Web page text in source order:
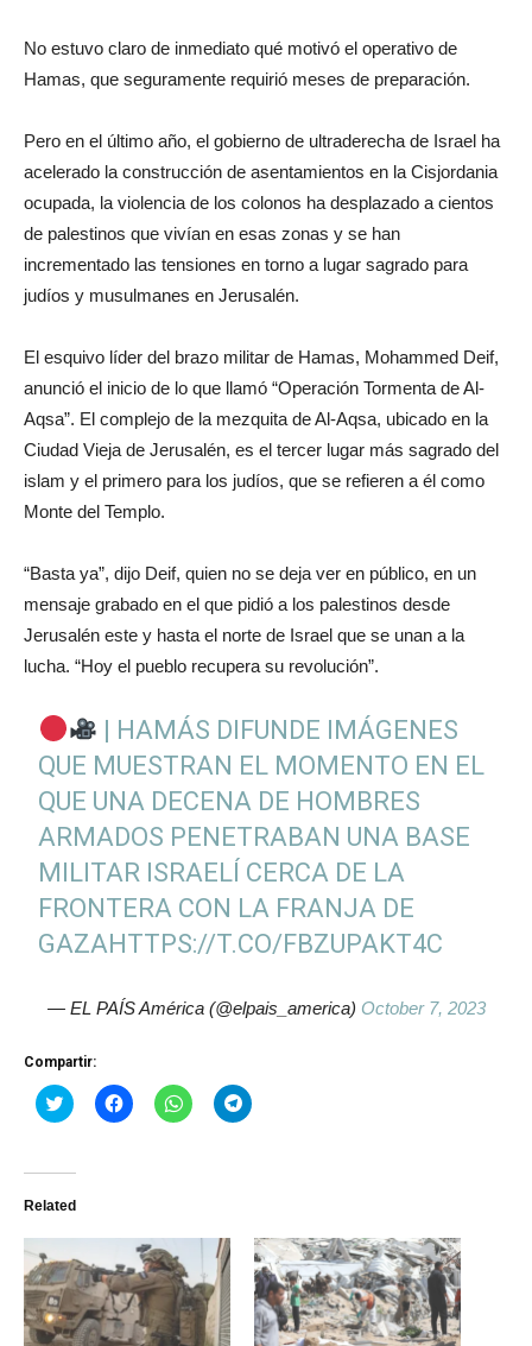
No estuvo claro de inmediato qué motivó el operativo de
Hamas, que seguramente requirió meses de preparación.
Pero en el último año, el gobierno de ultraderecha de Israel ha
acelerado la construcción de asentamientos en la Cisjordania
ocupada, la violencia de los colonos ha desplazado a cientos
de palestinos que vivían en esas zonas y se han
incrementado las tensiones en torno a lugar sagrado para
judíos y musulmanes en Jerusalén.
El esquivo líder del brazo militar de Hamas, Mohammed Deif,
anunció el inicio de lo que llamó “Operación Tormenta de Al-
Aqsa”. El complejo de la mezquita de Al-Aqsa, ubicado en la
Ciudad Vieja de Jerusalén, es el tercer lugar más sagrado del
islam y el primero para los judíos, que se refieren a él como
Monte del Templo.
“Basta ya”, dijo Deif, quien no se deja ver en público, en un
mensaje grabado en el que pidió a los palestinos desde
Jerusalén este y hasta el norte de Israel que se unan a la
lucha. “Hoy el pueblo recupera su revolución”.
| HAMÁS DIFUNDE IMÁGENES
QUE MUESTRAN EL MOMENTO EN EL
QUE UNA DECENA DE HOMBRES
ARMADOS PENETRABAN UNA BASE
MILITAR ISRAELÍ CERCA DE LA
FRONTERA CON LA FRANJA DE
GAZAHTTPS://T.CO/FBZUPAKT4C
— EL PAÍS América (@elpais_america) October 7, 2023
Compartir:
Haz
clic
Twitter
abre
una
ventana
nueva)
Haz
clic
una
ventana
nueva)
Haz
clic
una
ventana
nueva)
Haz
clic
una
ventana
nueva)
Related